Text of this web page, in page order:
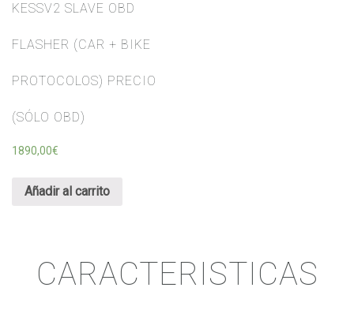
KESSV2 SLAVE OBD
FLASHER (CAR + BIKE
PROTOCOLOS) PRECIO
(SÓLO OBD)
1890,00€
Añadir al carrito
CARACTERISTICAS